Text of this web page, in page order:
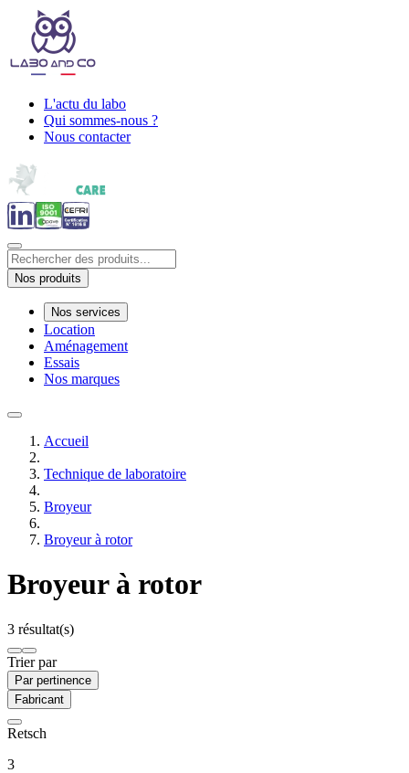
L'actu du labo
Qui sommes-nous ?
Nous contacter
Nos produits
Nos services
Location
Aménagement
Essais
Nos marques
Accueil
Technique de laboratoire
Broyeur
Broyeur à rotor
Broyeur à rotor
3 résultat(s)
Trier par
Par pertinence
Fabricant
Retsch
3